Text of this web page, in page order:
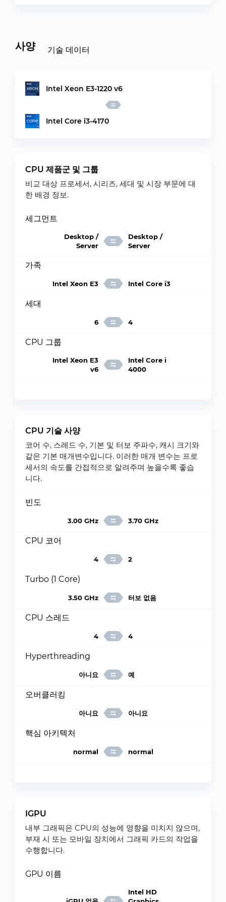
사양 기술 데이터
Intel Xeon E3-1220 v6
Intel Core i3-4170
CPU 제품군 및 그룹
비교 대상 프로세서, 시리즈, 세대 및 시장 부문에 대
한 배경 정보.
세그먼트
Desktop /
Server
Desktop /
Server
가족
Intel Xeon E3 Intel Core i3
세대
6 4
CPU 그룹
Intel Xeon E3
v6
Intel Core i
4000
CPU 기술 사양
코어 수, 스레드 수, 기본 및 터보 주파수, 캐시 크기와
같은 기본 매개변수입니다. 이러한 매개 변수는 프로
세서의 속도를 간접적으로 알려주며 높을수록 좋습
니다.
빈도
3.00 GHz 3.70 GHz
CPU 코어
4 2
Turbo (1 Core)
3.50 GHz 터보 없음
CPU 스레드
4 4
Hyperthreading
아니요 예
오버클러킹
아니요 아니요
핵심 아키텍처
normal normal
IGPU
내부 그래픽은 CPU의 성능에 영향을 미치지 않으며,
부재 시 또는 모바일 장치에서 그래픽 카드의 작업을
수행합니다.
GPU 이름
Intel HD